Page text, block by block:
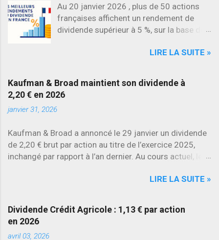
Au 20 janvier 2026 , plus de 50 actions
françaises affichent un rendement de
dividende supérieur à 5 %, sur la base des
évolutions les plus marquantes concerne
Stellantis et Renault reculent déjà à deux
chiffres.
LIRE LA SUITE »
Kaufman & Broad maintient son dividende à
2,20 € en 2026
janvier 31, 2026
Kaufman & Broad a annoncé le 29 janvier un dividende
de 2,20 € brut par action au titre de l’exercice 2025,
inchangé par rapport à l’an dernier. Au cours actuel, le
LIRE LA SUITE »
Dividende Crédit Agricole : 1,13 € par action
en 2026
avril 03, 2026